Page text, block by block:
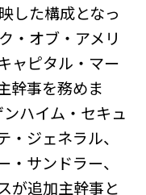
した構成となっ
・オブ・アメリ
ャピタル・マー
幹事を務めま
ハイム・セキュ
・ジェネラル、
・サンドラー、
が追加主幹事と